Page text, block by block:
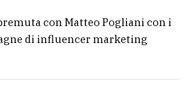
con Matteo Pogliani con i
di influencer marketing